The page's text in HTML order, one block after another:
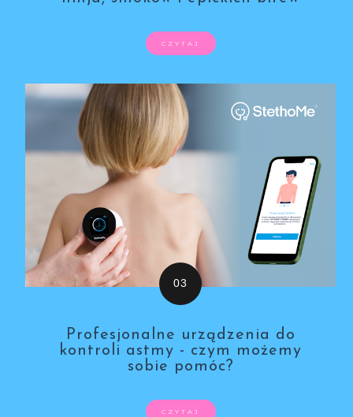
CZYTAJ
Profesjonalne urządzenia do
kontroli astmy - czym możemy
sobie pomóc?
CZYTAJ